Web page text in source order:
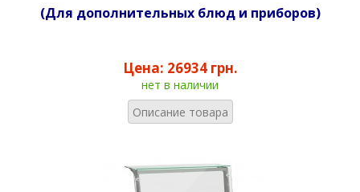
(Для дополнительных блюд и приборов)
Цена: 26934 грн.
нет в наличии
Описание товара